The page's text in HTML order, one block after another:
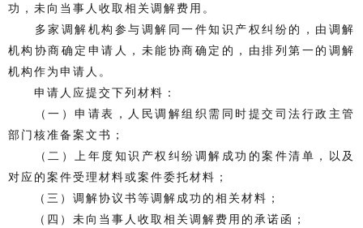
功，未向当事人收取相关调解费用。
多家调解机构参与调解同一件知识产权纠纷的，由调解
机构协商确定申请人，未能协商确定的，由排列第一的调解
机构作为申请人。
申请人应提交下列材料：
（一）申请表，人民调解组织需同时提交司法行政主管
部门核准备案文书；
（二）上年度知识产权纠纷调解成功的案件清单，以及
对应的案件受理材料或案件委托材料；
（三）调解协议书等调解成功的相关材料；
（四）未向当事人收取相关调解费用的承诺函；